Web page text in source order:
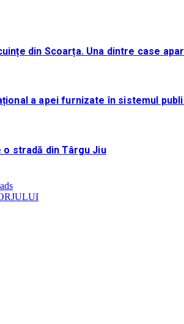
din Scoarța. Una dintre case
a apei furnizate în sistemul
stradă din Târgu Jiu